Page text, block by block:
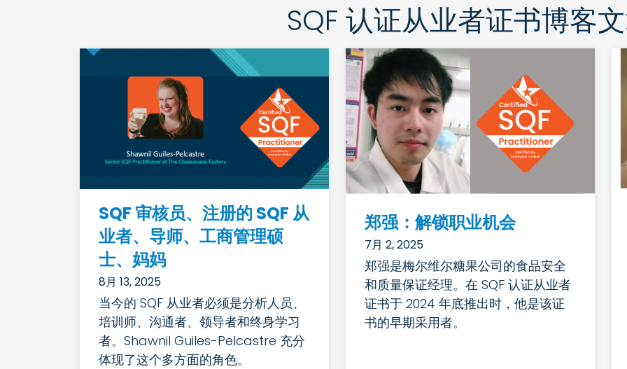
SQF 认证从业者证书博客
SQF 审核员、注册的 SQF 从
业者、导师、工商管理硕
士、妈妈
8月 13, 2025
当今的 SQF 从业者必须是分析人员、
培训师、沟通者、领导者和终身学习
者。Shawnil Guiles-Pelcastre 充分
体现了这个多方面的角色。
郑强：解锁职业机会
7月 2, 2025
郑强是梅尔维尔糖果公司的食品安全
和质量保证经理。在 SQF 认证从业者
证书于 2024 年底推出时，他是该证
书的早期采用者。